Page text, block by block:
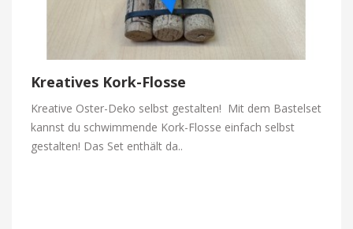
Kreatives Kork-Flosse
Kreative Oster-Deko selbst gestalten! Mit dem Bastelset
kannst du schwimmende Kork-Flosse einfach selbst
gestalten! Das Set enthält da..